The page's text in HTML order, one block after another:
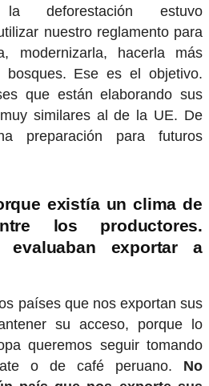
estuvo
nuestro reglamento para
modernizarla, hacerla más
Ese es el objetivo.
que están elaborando sus
similares al de la UE. De
preparación para futuros
existía un clima de
los productores.
evaluaban exportar a
países que nos exportan sus
su acceso, porque lo
queremos seguir tomando
o de café peruano. No